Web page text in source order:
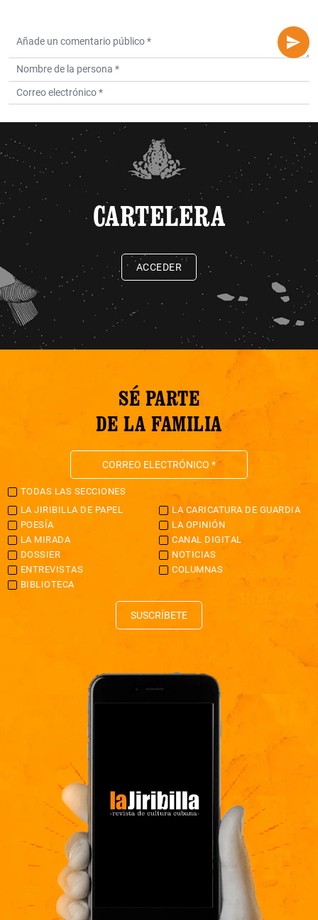
CARTELERA
ACCEDER
SÉ PARTE
DE LA FAMILIA
TODAS LAS SECCIONES
LA JIRIBILLA DE PAPEL
LA CARICATURA DE GUARDIA
POESÍA
LA OPINIÓN
LA MIRADA
CANAL DIGITAL
DOSSIER
NOTICIAS
ENTREVISTAS
COLUMNAS
BIBLIOTECA
SUSCRÍBETE